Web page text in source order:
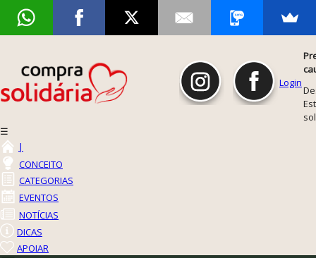
Login
☰
|
CONCEITO
CATEGORIAS
EVENTOS
NOTÍCIAS
DICAS
APOIAR